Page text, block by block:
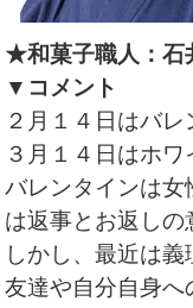
★和菓子職人：石
▼コメント
２月１４日はバ
３月１４日はホ
バレンタインは女
は返事とお返しの
しかし、最近は
友達や自分自身へ